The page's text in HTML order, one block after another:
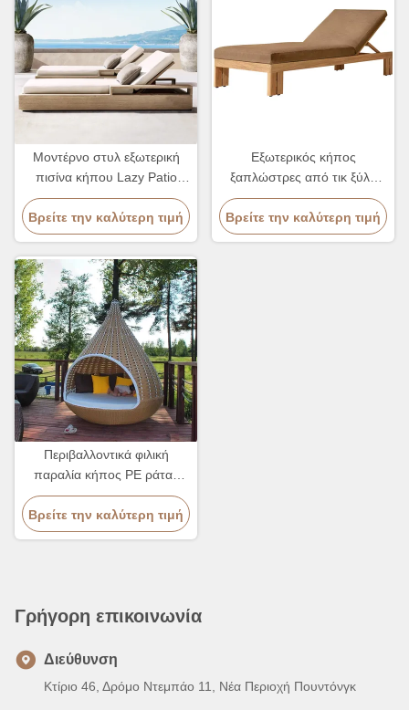
Μοντέρνο στυλ εξωτερική
πισίνα κήπου Lazy Patio
Leisure Chair Lounge Bed
για ύπνο
Βρείτε την καλύτερη τιμή
Εξωτερικός κήπος
ξαπλώστρες από τικ ξύλο
μοντέρνο στυλ ξενοδοχείο
πισίνα καθίσμα και κρεβάτι
Βρείτε την καλύτερη τιμή
Περιβαλλοντικά φιλική
παραλία κήπος PE ράταν
κρεβάτι 2-3 άτομα Lounge
Leisure Chair
Βρείτε την καλύτερη τιμή
Γρήγορη επικοινωνία
Διεύθυνση
Κτίριο 46, Δρόμο Ντεμπάο 11, Νέα Περιοχή Πουντόνγκ